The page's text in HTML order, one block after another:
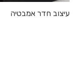
עיצוב חדר אמבטיה